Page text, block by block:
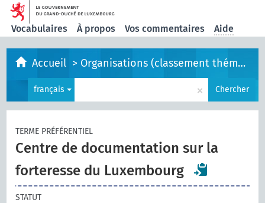
Vocabulaires À propos Vos commentaires Aide
Accueil > Organisations (classement thématique)
français × Chercher
TERME PRÉFÉRENTIEL
Centre de documentation sur la
forteresse du Luxembourg
STATUT